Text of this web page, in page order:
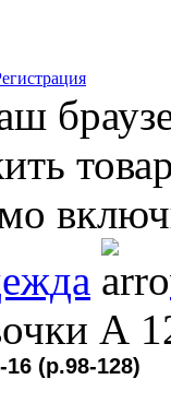
А
(р.98-128)